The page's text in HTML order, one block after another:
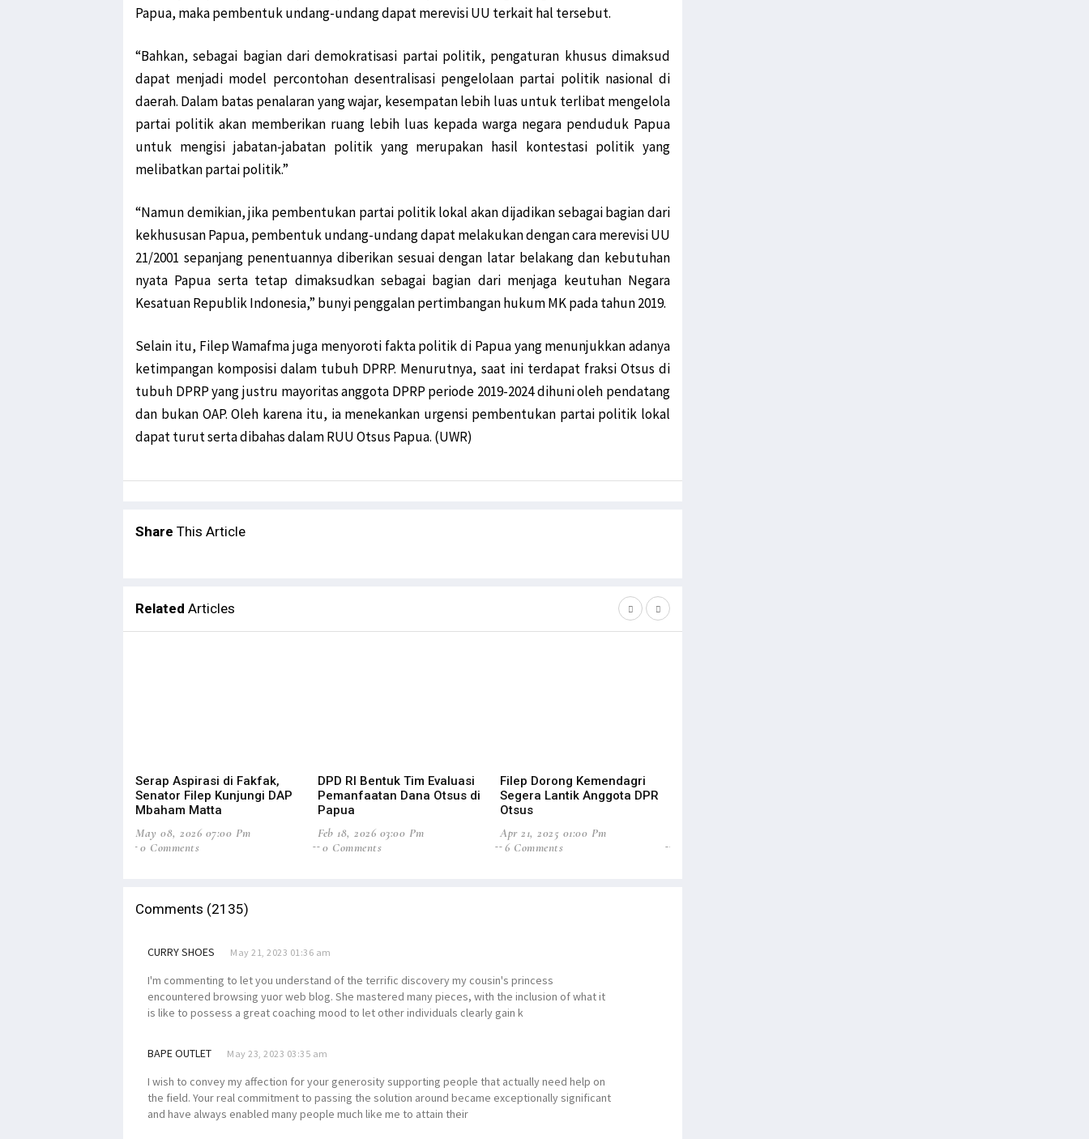
Papua, maka pembentuk undang-undang dapat merevisi UU terkait hal tersebut.
“Bahkan, sebagai bagian dari demokratisasi partai politik, pengaturan khusus dimaksud
dapat menjadi model percontohan desentralisasi pengelolaan partai politik nasional di
daerah. Dalam batas penalaran yang wajar, kesempatan lebih luas untuk terlibat mengelola
partai politik akan memberikan ruang lebih luas kepada warga negara penduduk Papua
untuk mengisi jabatan-jabatan politik yang merupakan hasil kontestasi politik yang
melibatkan partai politik.”
“Namun demikian, jika pembentukan partai politik lokal akan dijadikan sebagai bagian dari
kekhususan Papua, pembentuk undang-undang dapat melakukan dengan cara merevisi UU
21/2001 sepanjang penentuannya diberikan sesuai dengan latar belakang dan kebutuhan
nyata Papua serta tetap dimaksudkan sebagai bagian dari menjaga keutuhan Negara
Kesatuan Republik Indonesia,” bunyi penggalan pertimbangan hukum MK pada tahun 2019.
Selain itu, Filep Wamafma juga menyoroti fakta politik di Papua yang menunjukkan adanya
ketimpangan komposisi dalam tubuh DPRP. Menurutnya, saat ini terdapat fraksi Otsus di
tubuh DPRP yang justru mayoritas anggota DPRP periode 2019-2024 dihuni oleh pendatang
dan bukan OAP. Oleh karena itu, ia menekankan urgensi pembentukan partai politik lokal
dapat turut serta dibahas dalam RUU Otsus Papua. (UWR)
Share This Article
Related Articles
Serap Aspirasi di Fakfak,
Senator Filep Kunjungi DAP
Mbaham Matta
May 08, 2026 07:00 Pm
0 Comments
DPD RI Bentuk Tim Evaluasi
Pemanfaatan Dana Otsus di
Papua
Feb 18, 2026 03:00 Pm
0 Comments
Filep Dorong Kemendagri
Segera Lantik Anggota DPR
Otsus
Apr 21, 2025 01:00 Pm
6 Comments
Comments (2135)
CURRY SHOES May 21, 2023 01:36 am
I'm commenting to let you understand of the terrific discovery my cousin's princess
encountered browsing yuor web blog. She mastered many pieces, with the inclusion of what it
is like to possess a great coaching mood to let other individuals clearly gain k
BAPE OUTLET May 23, 2023 03:35 am
I wish to convey my affection for your generosity supporting people that actually need help on
the field. Your real commitment to passing the solution around became exceptionally significant
and have always enabled many people much like me to attain their